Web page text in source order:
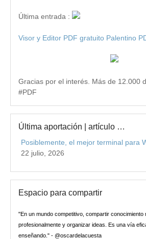
Última entrada :
Visor y Editor PDF gratuito Palentino
Gracias por el interés. Más de 12.000
#PDF
Última aportación | artículo …
Posiblemente, el mejor terminal para
22 julio, 2026
Espacio para compartir
"En un mundo competitivo, compartir
profesionalmente y organizar ideas. Es una vía
enseñando." - @oscardelacuesta